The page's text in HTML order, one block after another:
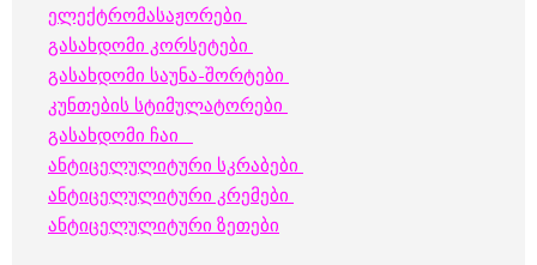
ელექტრომასაჟორები
გასახდომი კორსეტები
გასახდომი საუნა-შორტები
კუნთების სტიმულატორები
გასახდომი ჩაი
ანტიცელულიტური სკრაბები
ანტიცელულიტური კრემები
ანტიცელულიტური ზეთები